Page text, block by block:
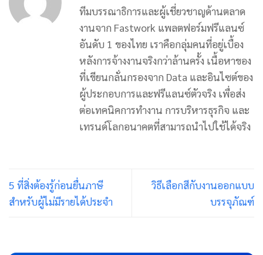
ทีมบรรณาธิการและผู้เชี่ยวชาญด้านตลาด
งานจาก Fastwork แพลตฟอร์มฟรีแลนซ์
อันดับ 1 ของไทย เราคือกลุ่มคนที่อยู่เบื้อง
หลังการจ้างงานจริงกว่าล้านครั้ง เนื้อหาของ
ที่เขียนกลั่นกรองจาก Data และอินไซต์ของ
ผู้ประกอบการและฟรีแลนซ์ตัวจริง เพื่อส่ง
ต่อเทคนิคการทำงาน การบริหารธุรกิจ และ
เทรนด์โลกอนาคตที่สามารถนำไปใช้ได้จริง
5 ที่สิ่งต้องรู้ก่อนยื่นภาษี
สำหรับผู้ไม่มีรายได้ประจำ
วิธีเลือกสีกับงานออกแบบ
บรรจุภัณฑ์